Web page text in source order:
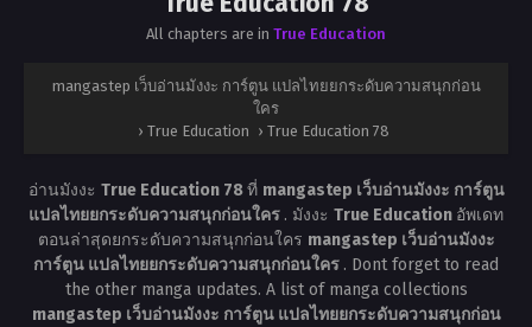
All chapters are in True Education
mangastep เว็บอ่านมังงะ การ์ตูน แปลไทยยกระดับความสนุกก่อน
ใคร
› True Education › True Education 78
อ่านมังงะ True Education 78ที่ mangastep เว็บอ่านมังงะ การ์ตูน
แปลไทยยกระดับความสนุกก่อนใคร . มังงะ True Education อัพเดท
ตอนล่าสุดยกระดับความสนุกก่อนใคร mangastep เว็บอ่านมังงะ
การ์ตูน แปลไทยยกระดับความสนุกก่อนใคร . Dont forget to read
the other manga updates. A list of manga collections
mangastep เว็บอ่านมังงะ การ์ตูน แปลไทยยกระดับความสนุกก่อน